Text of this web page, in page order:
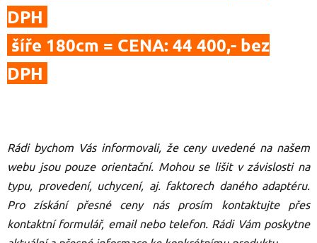
DPH
šíře 180cm = CENA: 44 400,- bez
DPH
Rádi bychom Vás informovali, že ceny uvedené na našem
webu jsou pouze orientační. Mohou se lišit v závislosti na
typu, provedení, uchycení, aj. faktorech daného adaptéru.
Pro získání přesné ceny nás prosím kontaktujte přes
kontaktní formulář, email nebo telefon. Rádi Vám poskytne